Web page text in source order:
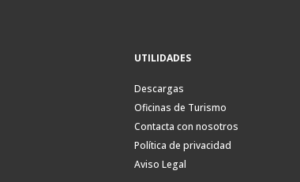
UTILIDADES
Descargas
Oficinas de Turismo
Contacta con nosotros
Política de privacidad
Aviso Legal